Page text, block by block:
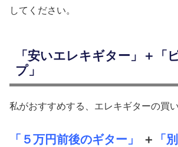
してください。
「安いエレキギター」＋「
プ」
私がおすすめする、エレキギターの買
「５万円前後のギター」 ＋
「